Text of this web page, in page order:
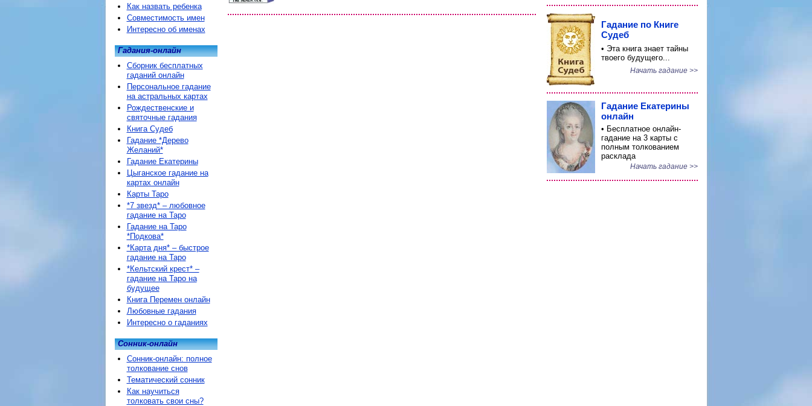
Как назвать ребенка
Совместимость имен
Интересно об именах
Гадания-онлайн
Сборник бесплатных
гаданий онлайн
Персональное гадание
на астральных картах
Рождественские и
святочные гадания
Книга Судеб
Гадание *Дерево
Желаний*
Гадание Екатерины
Цыганское гадание на
картах онлайн
Карты Таро
*7 звезд* – любовное
гадание на Таро
Гадание на Таро
*Подкова*
*Карта дня* – быстрое
гадание на Таро
*Кельтский крест* –
гадание на Таро на
будущее
Книга Перемен онлайн
Любовные гадания
Интересно о гаданиях
Сонник-онлайн
Сонник-онлайн: полное
толкование снов
Тематический сонник
Как научиться
толковать свои сны?
Гадание по Книге
Судеб
• Эта книга знает тайны
твоего будущего...
Начать гадание >>
Гадание Екатерины
онлайн
• Бесплатное онлайн-
гадание на 3 карты с
полным толкованием
расклада
Начать гадание >>